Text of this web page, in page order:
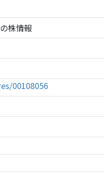
株情報
00108056